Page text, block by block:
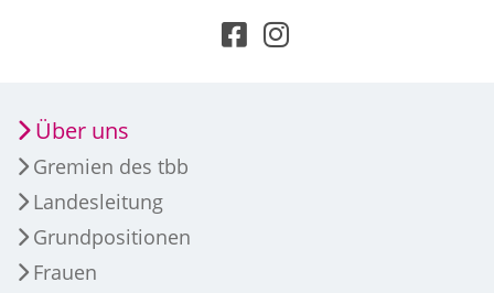
Über uns
Gremien des tbb
Landesleitung
Grundpositionen
Frauen